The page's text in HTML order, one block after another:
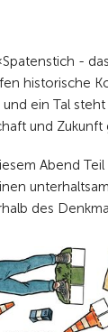
-
historische
ein Tal
und Zukunft
Abend
des